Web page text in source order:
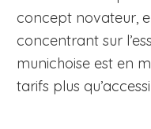
concept novateur,
concentrant sur
munichoise est en
tarifs plus